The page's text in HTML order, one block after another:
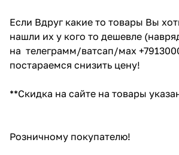
Если Вдруг какие то товары Вы
нашли их у кого то дешевле
на телеграмм/ватсап/мах
постараемся снизить цену!
**Скидка на сайте на товары
Розничному покупателю!